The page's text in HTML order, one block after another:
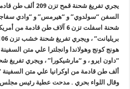
يجري تفريغ شحنة
السفن “سولدوي” و “هيرمس” و “وادي
شحنة اسفلت تزن 6 آلاف طن
هونج كونج وهولاندا وانجلترا علي متن
ألف طن قادمة من اوكرانيا علي متن
وقال اللواء بحري . مدحت عطية رئيس مجلس